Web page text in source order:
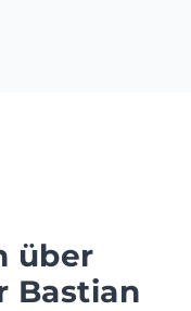
über
Bastian